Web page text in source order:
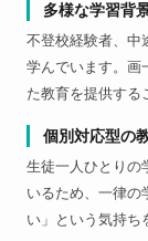
多様な学習背
不登校経験者、中
学んでいます。画
た教育を提供する
個別対応型の
生徒一人ひとりの
いるため、一律の
い」という気持ち